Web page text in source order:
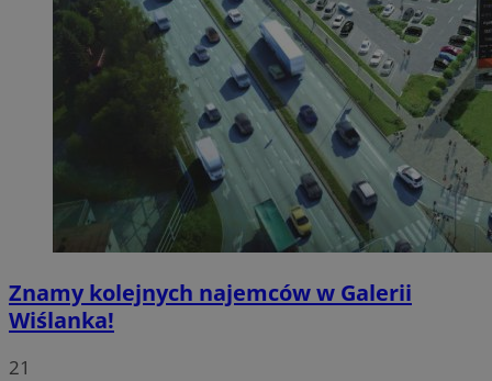
Znamy kolejnych najemców w Galerii
Wiślanka!
21